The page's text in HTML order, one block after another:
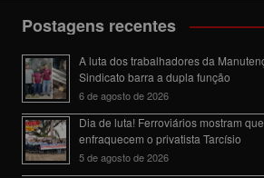
Postagens recentes
A luta dos trabalhadores da
Sindicato barra a dupla função
6 de agosto de 2026
Dia de luta! Ferroviários mostram
enfraquecem o privatista Tarcísio
5 de agosto de 2026